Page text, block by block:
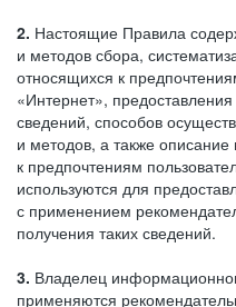
2. Настоящие Правила
и методов сбора,
относящихся к
«Интернет»,
сведений, способов
и методов, а также
к предпочтениям
используются для
с применением
получения таких сведений.
3. Владелец
применяются